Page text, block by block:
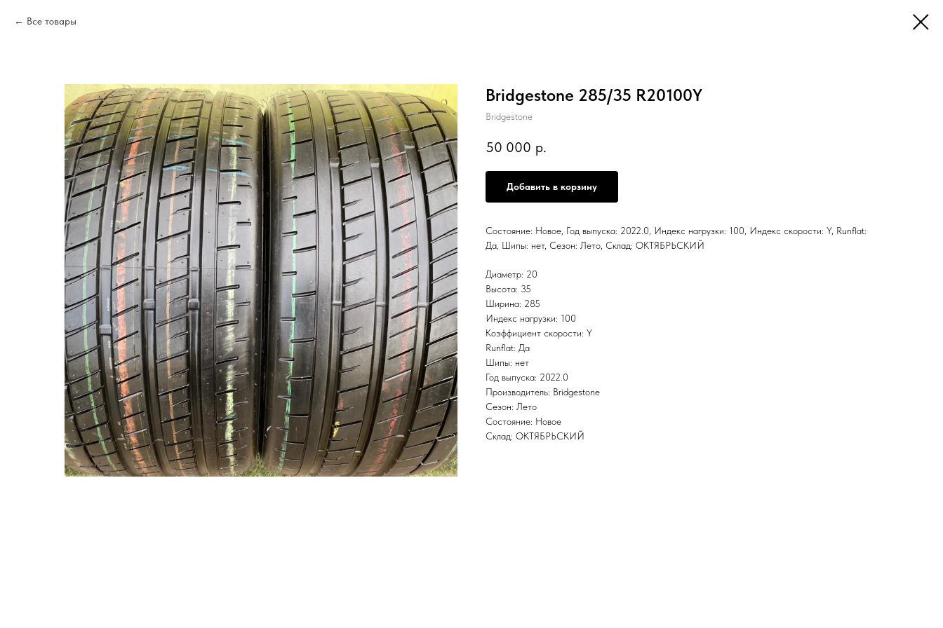
Все товары
Bridgestone 285/35 R20100Y
Bridgestone
50 000 р.
Добавить в корзину
Состояние: Новое, Год выпуска: 2022.0, Индекс нагрузки: 100, Индекс скорости: Y, Runflat:
Да, Шипы: нет, Сезон: Лето, Склад: ОКТЯБРЬСКИЙ
Диаметр: 20
Высота: 35
Ширина: 285
Индекс нагрузки: 100
Коэффициент скорости: Y
Runflat: Да
Шипы: нет
Год выпуска: 2022.0
Производитель: Bridgestone
Сезон: Лето
Состояние: Новое
Склад: ОКТЯБРЬСКИЙ